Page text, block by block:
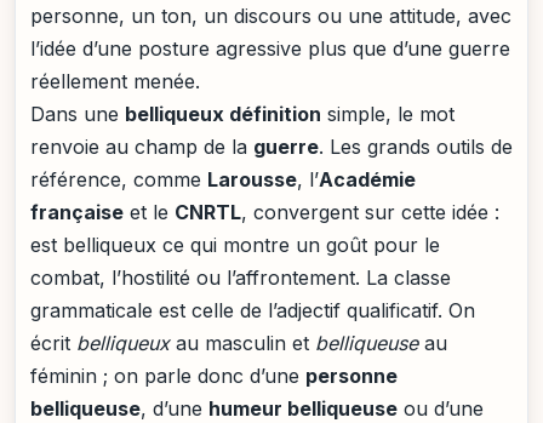
personne, un ton, un discours ou une attitude, avec
l’idée d’une posture agressive plus que d’une guerre
réellement menée.
Dans une belliqueux définition simple, le mot
renvoie au champ de la guerre. Les grands outils de
référence, comme Larousse, l’Académie
française et le CNRTL, convergent sur cette idée :
est belliqueux ce qui montre un goût pour le
combat, l’hostilité ou l’affrontement. La classe
grammaticale est celle de l’adjectif qualificatif. On
écrit belliqueuxau masculin et belliqueuseau
féminin ; on parle donc d’une personne
belliqueuse, d’une humeur belliqueuse ou d’une